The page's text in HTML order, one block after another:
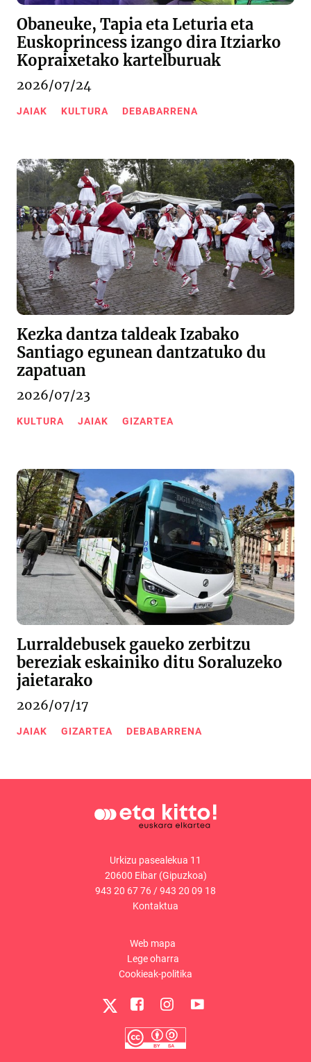
Obaneuke, Tapia eta Leturia eta
Euskoprincess izango dira Itziarko
Kopraixetako kartelburuak
2026/07/24
JAIAK KULTURA DEBABARRENA
Kezka dantza taldeak Izabako
Santiago egunean dantzatuko du
zapatuan
2026/07/23
KULTURA JAIAK GIZARTEA
Lurraldebusek gaueko zerbitzu
bereziak eskainiko ditu Soraluzeko
jaietarako
2026/07/17
JAIAK GIZARTEA DEBABARRENA
Urkizu pasealekua 11
20600 Eibar (Gipuzkoa)
943 20 67 76/943 20 09 18
Kontaktua
Web mapa
Lege oharra
Cookieak-politika